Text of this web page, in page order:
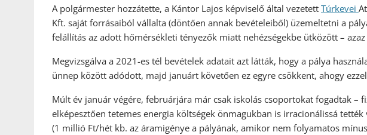
A polgármester hozzátette, a Kántor Lajos képviselő által vezetett Túrkevei
Kft. saját forrásaiból vállalta (döntően annak bevételeiből) üzemeltetni a
felállítás az adott hőmérsékleti tényezők miatt nehézségekbe ütközött –
Megvizsgálva a 2021-es tél bevételek adatait azt látták, hogy a pálya
ünnep között adódott, majd januárt követően ez egyre csökkent, ahogy
Múlt év január végére, februárjára már csak iskolás csoportokat fogadtak –
elképesztően tetemes energia költségek önmagukban is irracionálissá
(1 millió Ft/hét kb. az áramigénye a pályának, amikor nem folyamatos